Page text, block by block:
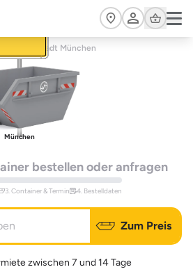
Cart
Stadt München
München
bestellen oder anfragen
3. Container & Termin 4. Bestelldaten
Zum Preis
zwischen 7 und 14 Tage